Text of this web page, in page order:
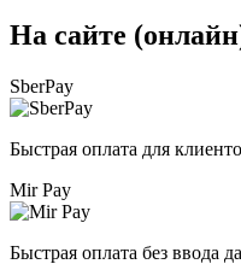
На сайте
SberPay
Быстрая оплата для
Mir Pay
Быстрая оплата без ввода